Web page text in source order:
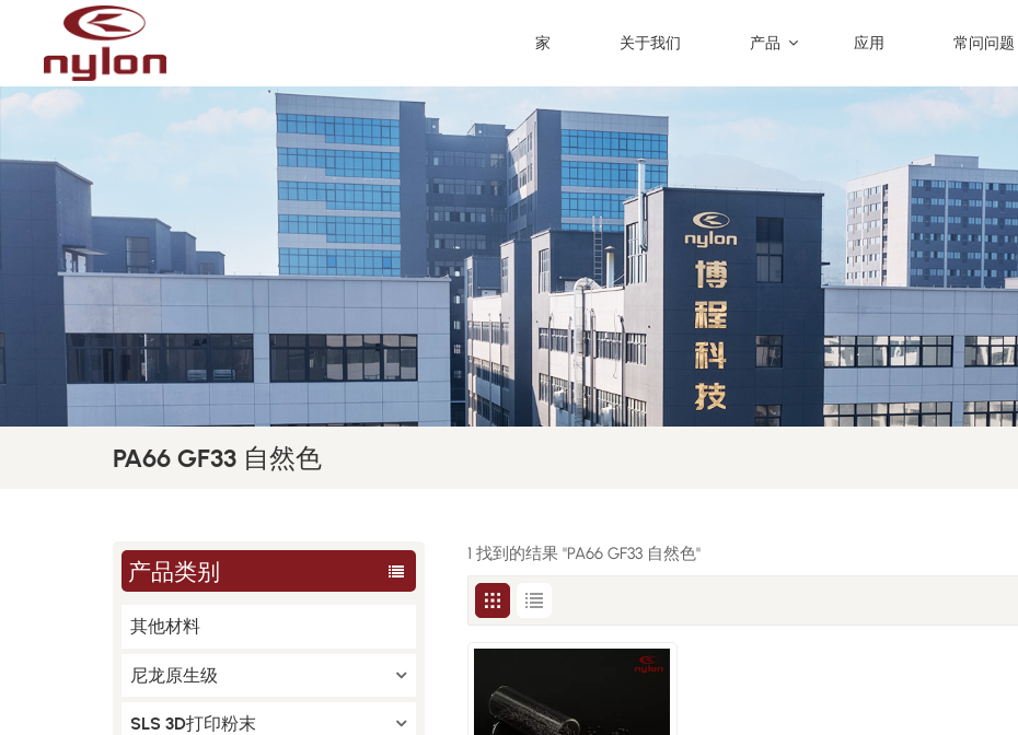
家 关于我们 产品 应用 常问问题
PA66 GF33 自然色
产品类别
其他材料
尼龙原生级
SLS 3D打印粉末
1 找到的结果 "PA66 GF33 自然色"